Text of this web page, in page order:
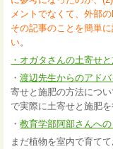
メントでなくて、外部
その記事のことを簡単
い。
・オガタさんの土寄せ
・渡辺先生からのアドバ
寄せと施肥の方法につ
で実際に土寄せと施肥
・教育学部阿部さんへの
まだ植物を室内で育て